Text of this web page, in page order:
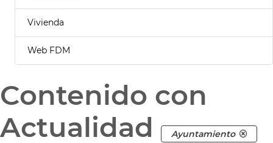
Vivienda
Web FDM
Contenido con
Actualidad
Ayuntamiento